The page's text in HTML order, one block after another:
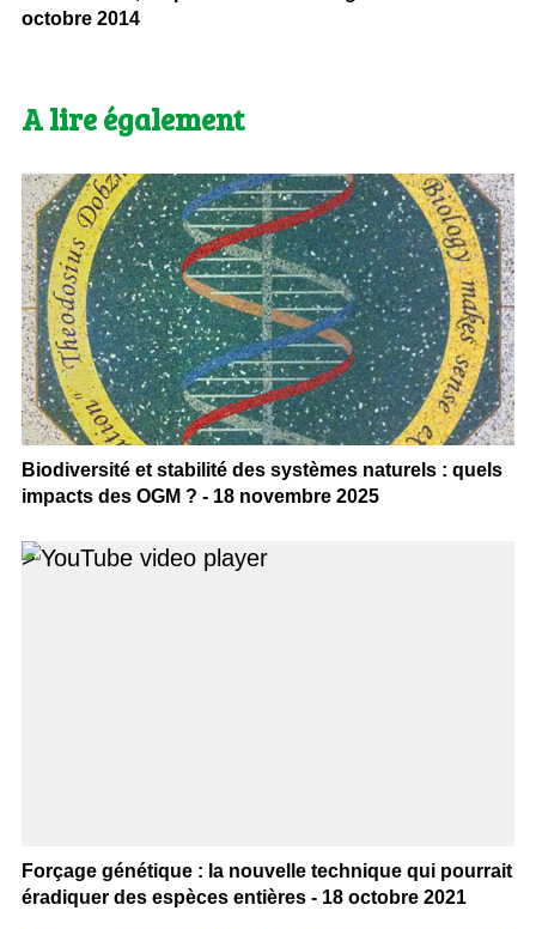
octobre 2014
A lire également
Biodiversité et stabilité des systèmes naturels : quels
impacts des OGM ? - 18 novembre 2025
>
Forçage génétique : la nouvelle technique qui pourrait
éradiquer des espèces entières - 18 octobre 2021